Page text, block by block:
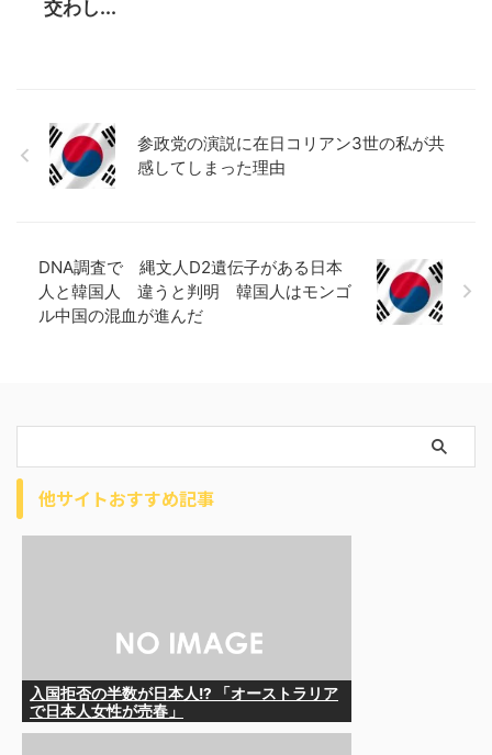
交わし...
参政党の演説に在日コリアン3世の私が共
感してしまった理由
DNA調査で 縄文人D2遺伝子がある日本
人と韓国人 違うと判明 韓国人はモンゴ
ル中国の混血が進んだ
他サイトおすすめ記事
入国拒否の半数が日本人!? 「オーストラリア
で日本人女性が売春」